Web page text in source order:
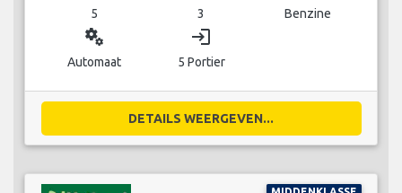
5 3 Benzine
miscellaneous_services
Automaat
login
5 Portier
DETAILS WEERGEVEN...